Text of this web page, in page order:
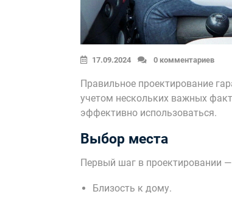
17.09.2024 0 комментариев
Правильное проектирование
учетом нескольких важных
эффективно использоваться.
Выбор места
Первый шаг в проектировании
Близость к дому.